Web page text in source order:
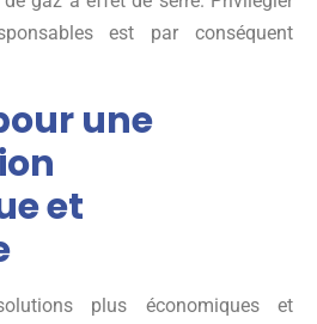
est par conséquent
une
et
plus économiques et